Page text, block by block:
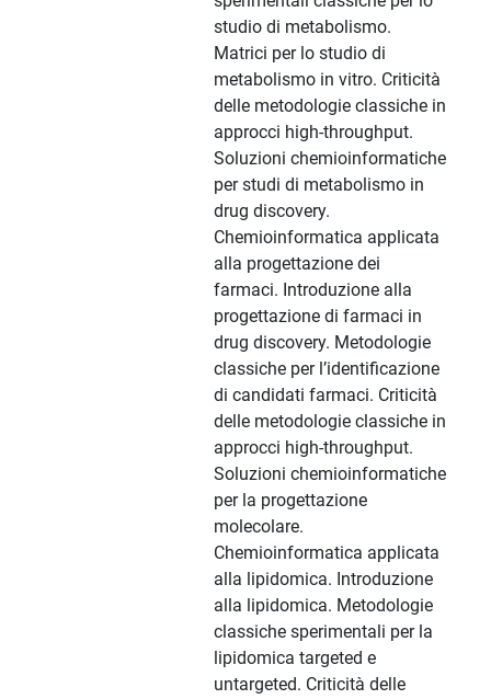
studio di metabolismo.
Matrici per lo studio di
metabolismo in vitro. Criticità
delle metodologie classiche in
approcci high-throughput.
Soluzioni chemioinformatiche
per studi di metabolismo in
drug discovery.
Chemioinformatica applicata
alla progettazione dei
farmaci. Introduzione alla
progettazione di farmaci in
drug discovery. Metodologie
classiche per l’identificazione
di candidati farmaci. Criticità
delle metodologie classiche in
approcci high-throughput.
Soluzioni chemioinformatiche
per la progettazione
molecolare.
Chemioinformatica applicata
alla lipidomica. Introduzione
alla lipidomica. Metodologie
classiche sperimentali per la
lipidomica targeted e
untargeted. Criticità delle